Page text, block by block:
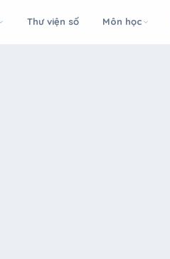
Thư viện số Môn học